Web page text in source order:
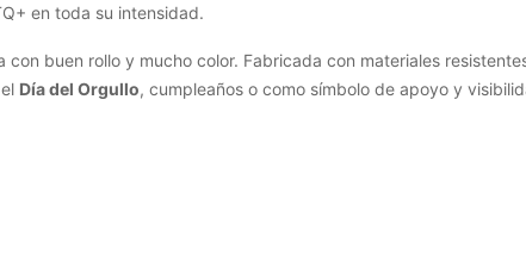
en toda su intensidad.
buen rollo y mucho color. Fabricada con materiales
Día del Orgullo, cumpleaños o como símbolo de apoyo y